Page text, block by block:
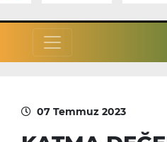
07 Temmuz 2023